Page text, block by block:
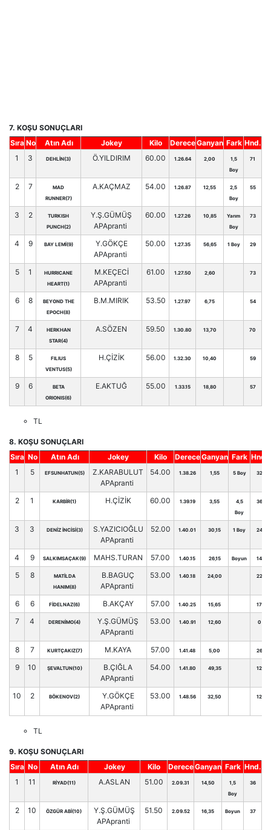
7. KOŞU SONUÇLARI
Sıra No Atın Adı Jokey Kilo DereceGanyan Fark Hnd.
1
3 DEHLİN(3) Ö.YILDIRIM 60.00 1.26.64 2,00
1,5
Boy
71
2 7
MAD
RUNNER(7)
A.KAÇMAZ 54.00 1.26.87 12,55
2,5
Boy
55
3 2
TURKISH
PUNCH(2)
Y.Ş.GÜMÜŞ
APApranti
60.00 1.27.26 10,85
Yarım
Boy
73
4 9 BAY LEMİ(9)
Y.GÖKÇE
APApranti
50.00 1.27.35 56,65 1 Boy 29
5 1
HURRICANE
HEART(1)
M.KEÇECİ
APApranti
61.00 1.27.50 2,60 73
6 8
BEYOND THE
EPOCH(8)
B.M.MIRIK 53.50 1.27.97 6,75 54
7 4
HERKHAN
STAR(4)
A.SÖZEN 59.50 1.30.80 13,70 70
8 5
FILIUS
VENTUS(5)
H.ÇİZİK 56.00 1.32.30 10,40 59
9 6
BETA
ORIONIS(6)
E.AKTUĞ 55.00 1.33.15 18,80 57
TL
8. KOŞU SONUÇLARI
Sıra No Atın Adı Jokey Kilo DereceGanyan Fark Hnd.
1
5 EFSUNHATUN(5)
Z.KARABULUT
APApranti
54.00 1.38.26 1,55 5 Boy 32
2 1 KARBİR(1) H.ÇİZİK 60.00 1.39.19 3,55
4,5
Boy
36
3 3 DENİZ İNCİSİ(3)
S.YAZICIOĞLU
APApranti
52.00 1.40.01 30,15 1 Boy 24
4 9 SALKIMSAÇAK(9) MAHS.TURAN 57.00 1.40.15 26,15 Boyun 14
5 8
MATİLDA
HANIM(8)
B.BAGUÇ
APApranti
53.00 1.40.18 24,00 22
6 6 FİDELNAZ(6) B.AKÇAY 57.00 1.40.25 15,65 17
7 4 DERENİMO(4)
Y.Ş.GÜMÜŞ
APApranti
53.00 1.40.91 12,60 0
8 7 KURTÇAKIZ(7) M.KAYA 57.00 1.41.48 5,00 26
9 10 ŞEVALTUN(10)
B.ÇIĞLA
APApranti
54.00 1.41.80 49,35 12
10 2 BÖKENOV(2)
Y.GÖKÇE
APApranti
53.00 1.48.56 32,50 12
TL
9. KOŞU SONUÇLARI
Sıra No Atın Adı Jokey Kilo DereceGanyan Fark Hnd.
1
11 RİYAD(11) A.ASLAN 51.00 2.09.31 14,50
1,5
Boy
36
2 10 ÖZGÜR ABİ(10)
Y.Ş.GÜMÜŞ
APApranti
51.50 2.09.52 16,35 Boyun 37